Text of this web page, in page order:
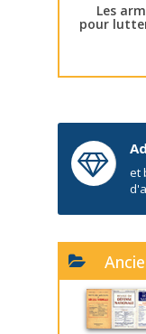
Les
pour
et